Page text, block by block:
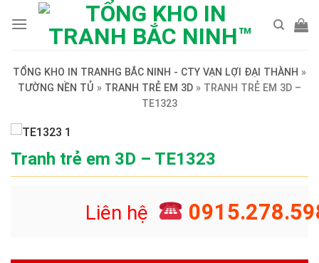
TỔNG KHO IN TRANHG BẮC NINH - CTY VẠN LỢI ĐẠI THÀNH »
TƯỜNG NỀN TỦ » TRANH TRẺ EM 3D » TRANH TRẺ EM 3D –
TE1323
Tranh trẻ em 3D – TE1323
Liên hệ